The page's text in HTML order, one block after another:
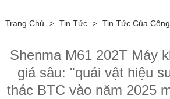
Trang Chủ > Tin Tức > Tin Tức Của
Shenma M61 202T Máy
giá sâu: "quái vật hiệu
thác BTC vào năm 2025